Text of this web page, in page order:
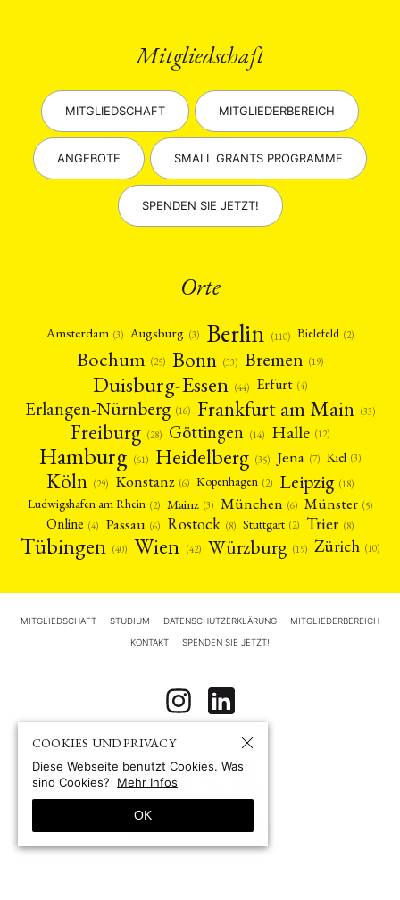
Mitgliedschaft
MITGLIEDSCHAFT MITGLIEDERBEREICH
ANGEBOTE SMALL GRANTS PROGRAMME
SPENDEN SIE JETZT!
Orte
Amsterdam (3) Augsburg (3) Berlin (110) Bielefeld (2)
Bochum (25) Bonn (33) Bremen (19)
Duisburg-Essen (44) Erfurt (4)
Erlangen-Nürnberg (16) Frankfurt am Main (33)
Freiburg (28) Göttingen (14) Halle (12)
Hamburg (61) Heidelberg (35) Jena (7) Kiel (3)
Köln (29) Konstanz (6) Kopenhagen (2) Leipzig (18)
Ludwigshafen am Rhein (2) Mainz (3) München (6) Münster (5)
Online (4) Passau (6) Rostock (8) Stuttgart (2) Trier (8)
Tübingen (40) Wien (42) Würzburg (19) Zürich (10)
MITGLIEDSCHAFT STUDIUM DATENSCHUTZERKLÄRUNG MITGLIEDERBEREICH
KONTAKT SPENDEN SIE JETZT!
COOKIES UND PRIVACY
Diese Webseite benutzt Cookies. Was
sind Cookies?
Mehr Infos
OK